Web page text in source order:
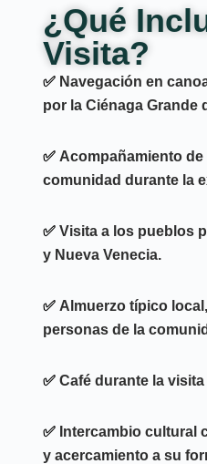
¿Qué
Visita?
✅ Navegación en
por la Ciénaga Grande
✅ Acompañamiento
comunidad durante la
✅ Visita a los pueblos
y Nueva Venecia.
✅ Almuerzo típico local
personas de la
✅ Café durante la
✅ Intercambio cultural
y acercamiento a su